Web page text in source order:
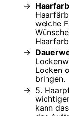
welche
Locken
bringen.
5.
kann